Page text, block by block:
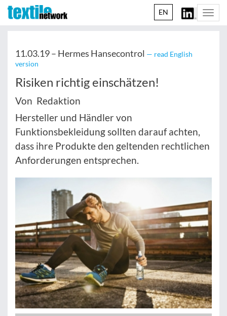
EN
11.03.19 – Hermes Hansecontrol — read English
version
Risiken richtig einschätzen!
Von Redaktion
Hersteller und Händler von
Funktionsbekleidung sollten darauf achten,
dass ihre Produkte den geltenden rechtlichen
Anforderungen entsprechen.